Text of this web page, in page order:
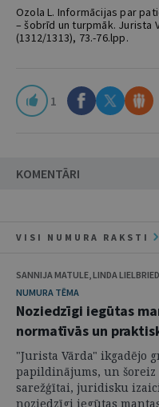
Ozola L. Informācijas par
– šobrīd un turpmāk. Jurista
(1312/1313), 73.-76.lpp.
1
KOMENTĀRI
VISI NUMURA RAKSTI
SANNIJA MATULE, LINDA
NUMURA TĒMA
Noziedzīgi iegūtas
normatīvās un
"Jurista Vārda" ikgadējo
papildinājums, un
sarežģītai, juridisku
noziedzīgi iegūtas